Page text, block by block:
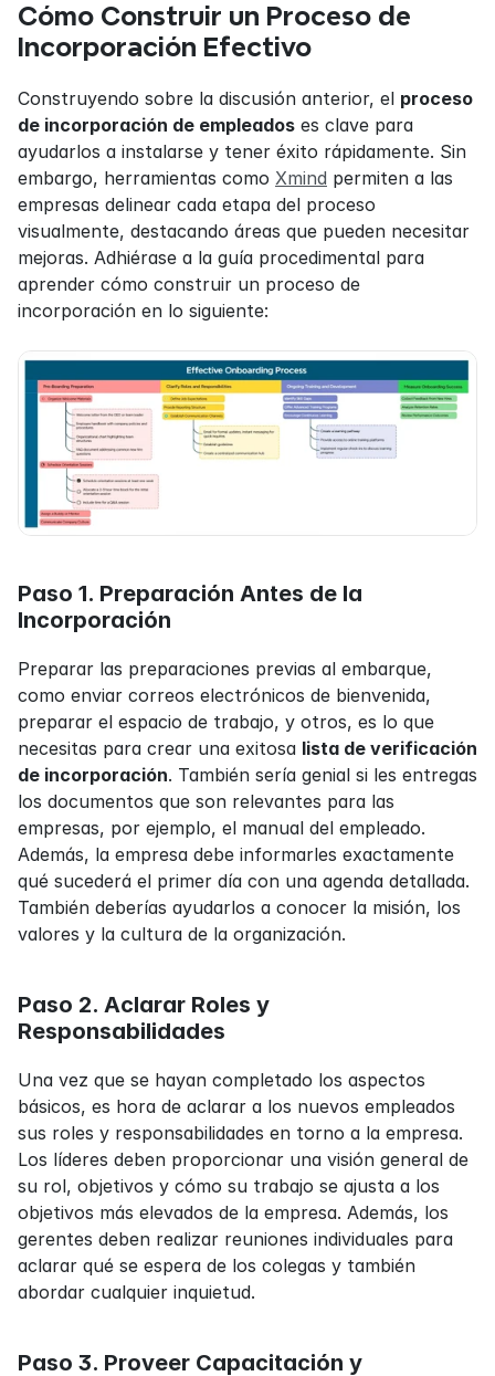
Cómo Construir un Proceso de
Incorporación Efectivo
Construyendo sobre la discusión anterior, el proceso
de incorporación de empleados es clave para
ayudarlos a instalarse y tener éxito rápidamente. Sin
embargo, herramientas como Xmind permiten a las
empresas delinear cada etapa del proceso
visualmente, destacando áreas que pueden necesitar
mejoras. Adhiérase a la guía procedimental para
aprender cómo construir un proceso de
incorporación en lo siguiente:
Paso 1. Preparación Antes de la
Incorporación
Preparar las preparaciones previas al embarque,
como enviar correos electrónicos de bienvenida,
preparar el espacio de trabajo, y otros, es lo que
necesitas para crear una exitosa lista de verificación
de incorporación. También sería genial si les entregas
los documentos que son relevantes para las
empresas, por ejemplo, el manual del empleado.
Además, la empresa debe informarles exactamente
qué sucederá el primer día con una agenda detallada.
También deberías ayudarlos a conocer la misión, los
valores y la cultura de la organización.
Paso 2. Aclarar Roles y
Responsabilidades
Una vez que se hayan completado los aspectos
básicos, es hora de aclarar a los nuevos empleados
sus roles y responsabilidades en torno a la empresa.
Los líderes deben proporcionar una visión general de
su rol, objetivos y cómo su trabajo se ajusta a los
objetivos más elevados de la empresa. Además, los
gerentes deben realizar reuniones individuales para
aclarar qué se espera de los colegas y también
abordar cualquier inquietud.
Paso 3. Proveer Capacitación y